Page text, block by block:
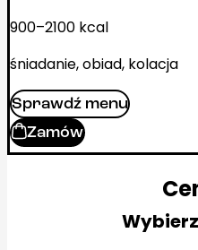
900–2100 kcal
śniadanie, obiad, kolacja
Sprawdź menu
Zamów